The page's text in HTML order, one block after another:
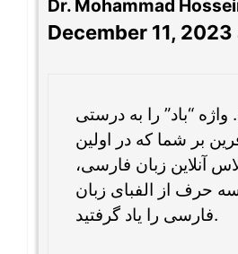
Dr. Mohammad
December 11, 2023
واژه “باد” را به درستی
بر شما که در اولین
آنلاین زبان فارسی،
حرف از الفبای زبان
فارسی را یاد گرفتید.